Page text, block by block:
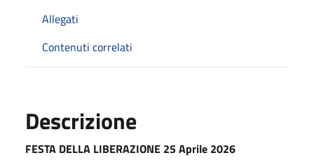
Allegati
Contenuti correlati
Descrizione
FESTA DELLA LIBERAZIONE 25 Aprile 2026